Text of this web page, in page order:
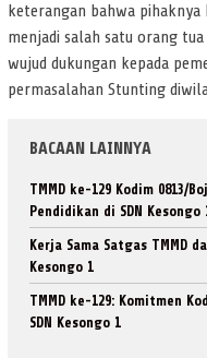
keterangan bahwa pihaknya
menjadi salah satu orang
wujud dukungan kepada
permasalahan Stunting
BACAAN LAINNYA
TMMD ke-129 Kodim 0813/
Pendidikan di SDN Kesongo
Kerja Sama Satgas TMMD
Kesongo 1
TMMD ke-129: Komitmen
SDN Kesongo 1